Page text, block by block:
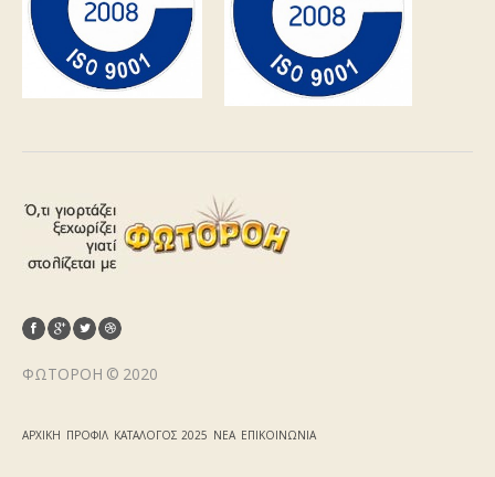
ΦΩΤΟΡΟΉ © 2020
ΑΡΧΙΚΉ ΠΡΟΦΊΛ ΚΑΤΆΛΟΓΟΣ 2025 ΝΈΑ ΕΠΙΚΟΙΝΩΝΊΑ